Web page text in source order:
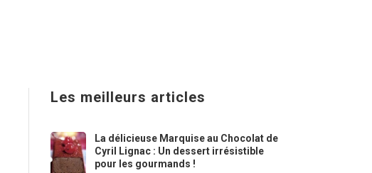
Les meilleurs articles
La délicieuse Marquise au Chocolat de
Cyril Lignac : Un dessert irrésistible
pour les gourmands !